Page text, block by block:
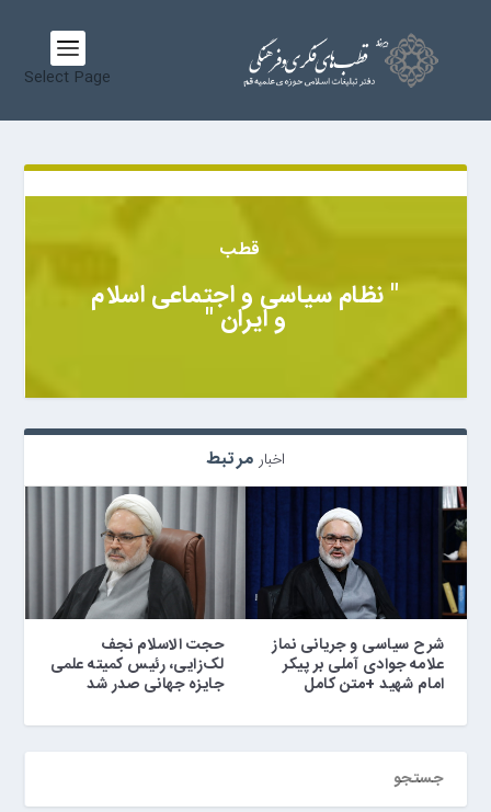
Select Page
قطب
" نظام سیاسی و اجتماعی اسلام
و ایران "
اخبار مرتبط
حجت الاسلام نجف
لک‌زایی، رئیس کمیته علمی
جایزه جهانی صدر شد
شرح سیاسی و جریانی نماز
علامه جوادی آملی بر پیکر
امام شهید +متن کامل